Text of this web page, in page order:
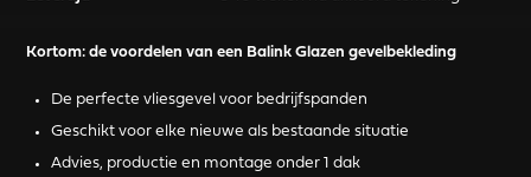
Kortom: de voordelen van een Balink Glazen gevelbekleding
De perfecte vliesgevel voor bedrijfspanden
Geschikt voor elke nieuwe als bestaande situatie
Advies, productie en montage onder 1 dak